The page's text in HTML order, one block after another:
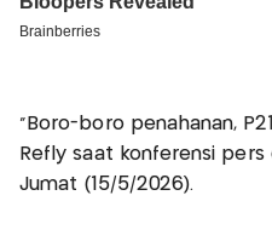
“Boro-boro penahanan,
Refly saat konferensi
Jumat (15/5/2026).